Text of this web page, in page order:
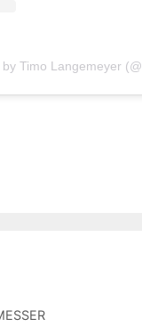
Timo Langemeyer